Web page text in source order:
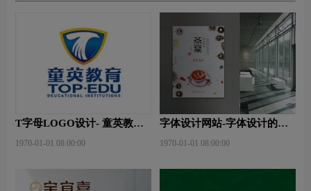
T字母LOGO设计- 童英教育
1970-01-01 08:00:00
字体设计网站-字体设计的表
1970-01-01 08:00:00